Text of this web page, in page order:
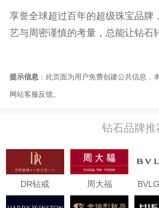
享誉全球超过百年的超级珠宝品牌
艺与周密谨慎的考量，总能让钻石
提示信息 ：此页面为用户免费创建公共信息，
网站客服反馈。
钻石品牌推
DR钻戒 周大福